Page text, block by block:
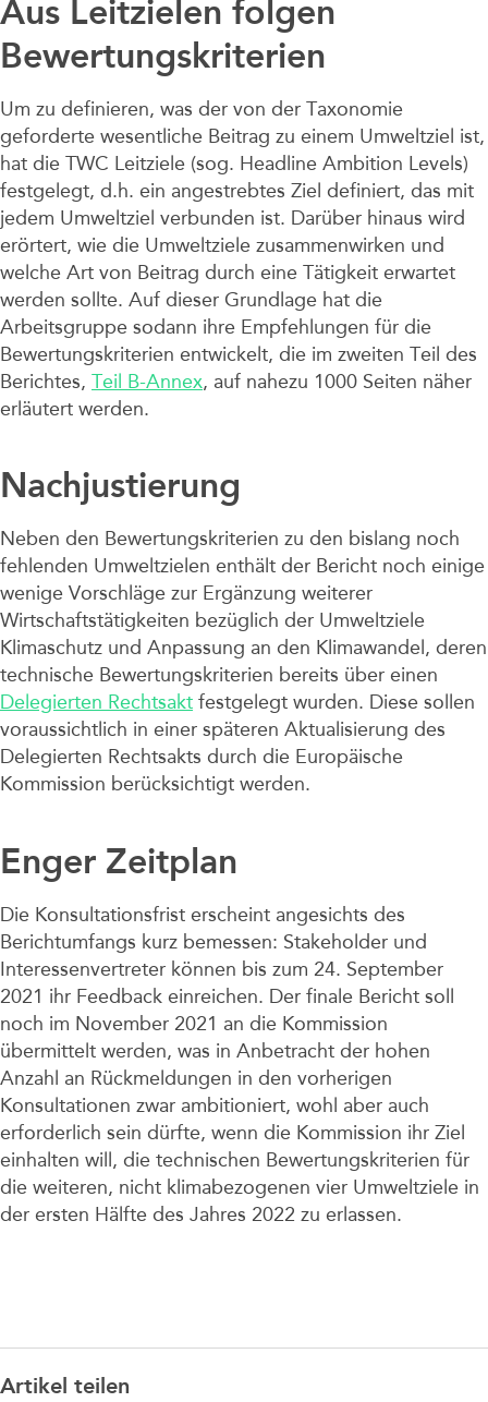
Aus Leitzielen folgen
Bewertungskriterien
Um zu definieren, was der von der Taxonomie
geforderte wesentliche Beitrag zu einem Umweltziel ist,
hat die TWC Leitziele (sog. Headline Ambition Levels)
festgelegt, d.h. ein angestrebtes Ziel definiert, das mit
jedem Umweltziel verbunden ist. Darüber hinaus wird
erörtert, wie die Umweltziele zusammenwirken und
welche Art von Beitrag durch eine Tätigkeit erwartet
werden sollte. Auf dieser Grundlage hat die
Arbeitsgruppe sodann ihre Empfehlungen für die
Bewertungskriterien entwickelt, die im zweiten Teil des
Berichtes, Teil B-Annex, auf nahezu 1000 Seiten näher
erläutert werden.
Nachjustierung
Neben den Bewertungskriterien zu den bislang noch
fehlenden Umweltzielen enthält der Bericht noch einige
wenige Vorschläge zur Ergänzung weiterer
Wirtschaftstätigkeiten bezüglich der Umweltziele
Klimaschutz und Anpassung an den Klimawandel, deren
technische Bewertungskriterien bereits über einen
Delegierten Rechtsakt festgelegt wurden. Diese sollen
voraussichtlich in einer späteren Aktualisierung des
Delegierten Rechtsakts durch die Europäische
Kommission berücksichtigt werden.
Enger Zeitplan
Die Konsultationsfrist erscheint angesichts des
Berichtumfangs kurz bemessen: Stakeholder und
Interessenvertreter können bis zum 24. September
2021 ihr Feedback einreichen. Der finale Bericht soll
noch im November 2021 an die Kommission
übermittelt werden, was in Anbetracht der hohen
Anzahl an Rückmeldungen in den vorherigen
Konsultationen zwar ambitioniert, wohl aber auch
erforderlich sein dürfte, wenn die Kommission ihr Ziel
einhalten will, die technischen Bewertungskriterien für
die weiteren, nicht klimabezogenen vier Umweltziele in
der ersten Hälfte des Jahres 2022 zu erlassen.
Artikel teilen